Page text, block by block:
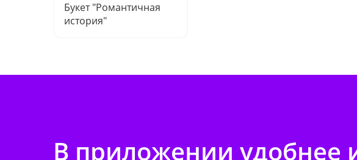
Букет "Романтичная
история"
В приложении удобнее